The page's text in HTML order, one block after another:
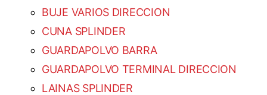
BUJE VARIOS DIRECCION
CUNA SPLINDER
GUARDAPOLVO BARRA
GUARDAPOLVO TERMINAL DIRECCION
LAINAS SPLINDER